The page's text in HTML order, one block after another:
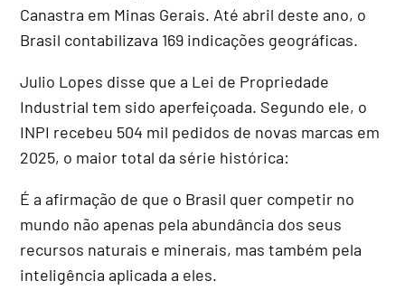
Canastra em Minas Gerais. Até abril deste ano, o
Brasil contabilizava 169 indicações geográficas.
Julio Lopes disse que a Lei de Propriedade
Industrial tem sido aperfeiçoada. Segundo ele, o
INPI recebeu 504 mil pedidos de novas marcas em
2025, o maior total da série histórica:
É a afirmação de que o Brasil quer competir no
mundo não apenas pela abundância dos seus
recursos naturais e minerais, mas também pela
inteligência aplicada a eles.